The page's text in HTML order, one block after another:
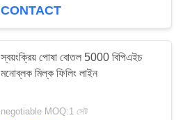
CONTACT
স্বয়ংক্রিয় পোষা বোতল 5000 বিপিএইচ
মনোব্লক মিল্ক ফিলিং লাইন
negotiable MOQ:1 সেট